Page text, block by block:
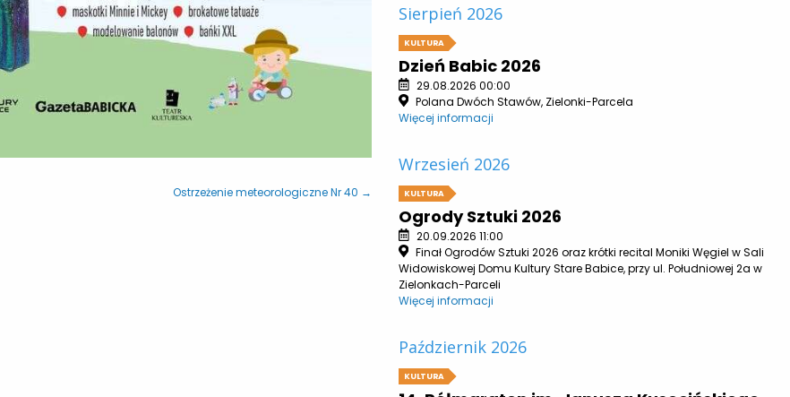
Ostrzeżenie meteorologiczne Nr 40 →
Sierpień 2026
KULTURA
Dzień Babic 2026
29.08.2026 00:00
Polana Dwóch Stawów, Zielonki-Parcela
Więcej informacji
Wrzesień 2026
KULTURA
Ogrody Sztuki 2026
20.09.2026 11:00
Finał Ogrodów Sztuki 2026 oraz krótki recital Moniki Węgiel w Sali
Widowiskowej Domu Kultury Stare Babice, przy ul. Południowej 2a w
Zielonkach-Parceli
Więcej informacji
Październik 2026
KULTURA